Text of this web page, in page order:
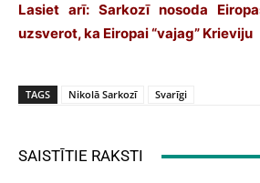
Lasiet arī: Sarkozī nosoda
uzsverot, ka Eiropai “vajag” Krieviju
TAGS Nikolā Sarkozī Svarīgi
SAISTĪTIE RAKSTI